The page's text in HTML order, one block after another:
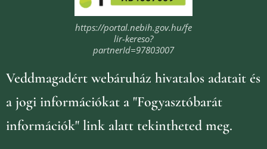
https://portal.nebih.gov.hu/fe
lir-kereso?
partnerId=97803007
Veddmagadért webáruház hivatalos adatait és
a jogi információkat a "Fogyasztóbarát
információk" link alatt tekintheted meg.